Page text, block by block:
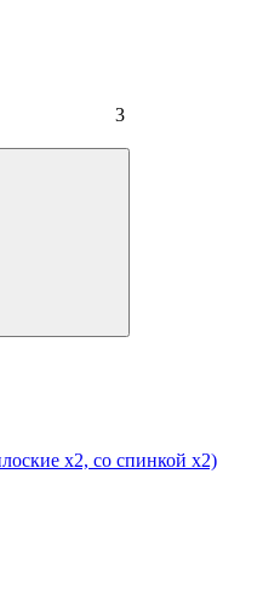
3
x2, со спинкой x2)